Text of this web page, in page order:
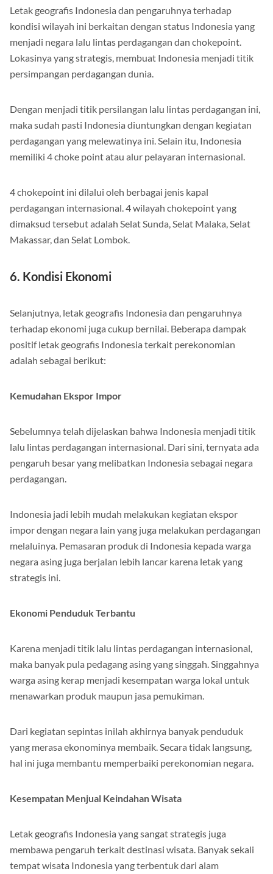
Letak geografis Indonesia dan pengaruhnya terhadap
kondisi wilayah ini berkaitan dengan status Indonesia yang
menjadi negara lalu lintas perdagangan dan chokepoint.
Lokasinya yang strategis, membuat Indonesia menjadi titik
persimpangan perdagangan dunia.
Dengan menjadi titik persilangan lalu lintas perdagangan ini,
maka sudah pasti Indonesia diuntungkan dengan kegiatan
perdagangan yang melewatinya ini. Selain itu, Indonesia
memiliki 4 choke point atau alur pelayaran internasional.
4 chokepoint ini dilalui oleh berbagai jenis kapal
perdagangan internasional. 4 wilayah chokepoint yang
dimaksud tersebut adalah Selat Sunda, Selat Malaka, Selat
Makassar, dan Selat Lombok.
6. Kondisi Ekonomi
Selanjutnya, letak geografis Indonesia dan pengaruhnya
terhadap ekonomi juga cukup bernilai. Beberapa dampak
positif letak geografis Indonesia terkait perekonomian
adalah sebagai berikut:
Kemudahan Ekspor Impor
Sebelumnya telah dijelaskan bahwa Indonesia menjadi titik
lalu lintas perdagangan internasional. Dari sini, ternyata ada
pengaruh besar yang melibatkan Indonesia sebagai negara
perdagangan.
Indonesia jadi lebih mudah melakukan kegiatan ekspor
impor dengan negara lain yang juga melakukan perdagangan
melaluinya. Pemasaran produk di Indonesia kepada warga
negara asing juga berjalan lebih lancar karena letak yang
strategis ini.
Ekonomi Penduduk Terbantu
Karena menjadi titik lalu lintas perdagangan internasional,
maka banyak pula pedagang asing yang singgah. Singgahnya
warga asing kerap menjadi kesempatan warga lokal untuk
menawarkan produk maupun jasa pemukiman.
Dari kegiatan sepintas inilah akhirnya banyak penduduk
yang merasa ekonominya membaik. Secara tidak langsung,
hal ini juga membantu memperbaiki perekonomian negara.
Kesempatan Menjual Keindahan Wisata
Letak geografis Indonesia yang sangat strategis juga
membawa pengaruh terkait destinasi wisata. Banyak sekali
tempat wisata Indonesia yang terbentuk dari alam